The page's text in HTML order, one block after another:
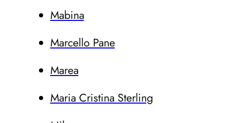
Mabina
Marcello Pane
Marea
Maria Cristina Sterling